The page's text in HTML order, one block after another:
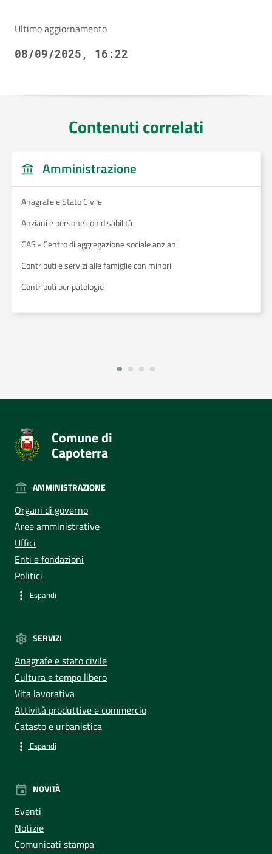
Ultimo aggiornamento
08/09/2025, 16:22
Contenuti correlati
Amministrazione
Anagrafe e Stato Civile
Anziani e persone con disabilità
CAS - Centro di aggregazione sociale anziani
Contributi e servizi alle famiglie con minori
Contributi per patologie
Comune di
Capoterra
AMMINISTRAZIONE
Organi di governo
Aree amministrative
Uffici
Enti e fondazioni
Politici
Espandi
SERVIZI
Anagrafe e stato civile
Cultura e tempo libero
Vita lavorativa
Attività produttive e commercio
Catasto e urbanistica
Espandi
NOVITÀ
Eventi
Notizie
Comunicati stampa